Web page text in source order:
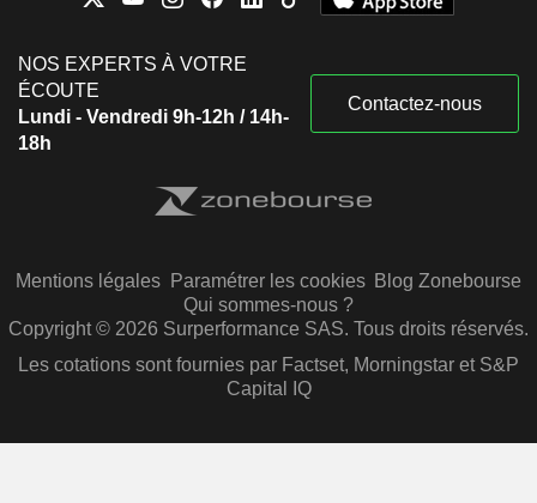
NOS EXPERTS À VOTRE
ÉCOUTE
Lundi - Vendredi 9h-12h / 14h-
18h
Contactez-nous
Mentions légales Paramétrer les cookies Blog Zonebourse
Qui sommes-nous ?
Copyright © 2026 Surperformance SAS. Tous droits réservés.
Les cotations sont fournies par Factset, Morningstar et S&P
Capital IQ